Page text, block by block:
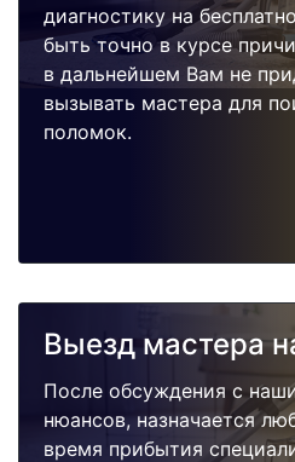
диагностику на
быть точно в курсе
в дальнейшем Вам не
вызывать мастера для
поломок.
Выезд мастера
После обсуждения с
нюансов, назначается
время прибытия